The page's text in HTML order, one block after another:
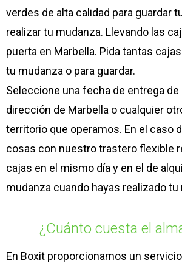
verdes de alta calidad para guardar
realizar tu mudanza. Llevando las
puerta en Marbella. Pida tantas
tu mudanza o para guardar.
Seleccione una fecha de entrega de
dirección de Marbella o cualquier
territorio que operamos. En el caso
cosas con nuestro trastero flexible
cajas en el mismo día y en el de
mudanza cuando hayas realizado tu
¿Cuánto cuesta el
En Boxit proporcionamos un